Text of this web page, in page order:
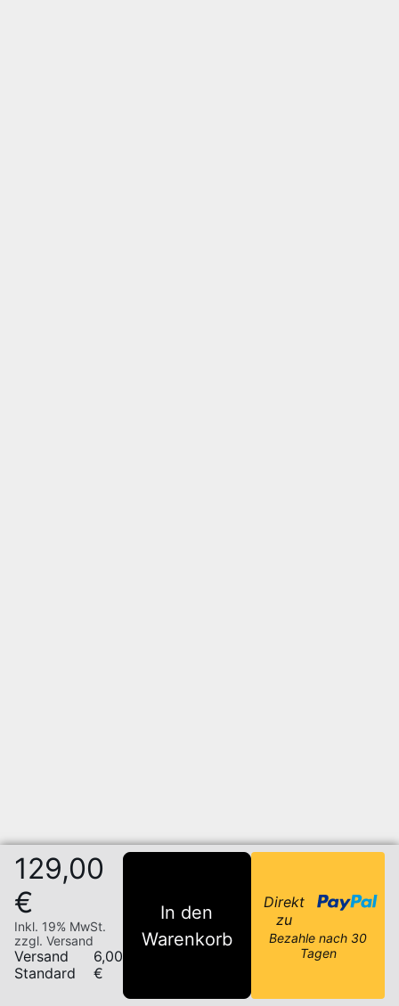
129,00
€
Inkl. 19% MwSt.
zzgl. Versand
Versand
Standard
6,00
€
In den
Warenkorb
Direkt
zu
Bezahle nach 30
Tagen